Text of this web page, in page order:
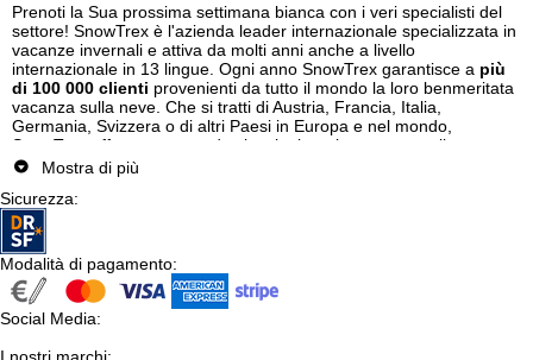
Prenoti la Sua prossima settimana bianca con i veri specialisti del
settore! SnowTrex è l'azienda leader internazionale specializzata in
vacanze invernali e attiva da molti anni anche a livello
internazionale in 13 lingue. Ogni anno SnowTrex garantisce a più
di 100 000 clienti provenienti da tutto il mondo la loro benmeritata
vacanza sulla neve. Che si tratti di Austria, Francia, Italia,
Germania, Svizzera o di altri Paesi in Europa e nel mondo,
SnowTrex offre numerose destinazioni per le vacanze sulla neve,
affinché ognuno possa prenotare la settimana bianca più adatta
alle proprie esigenze!
Vacanze sulla neve - ampia selezione di offerte per una settimana
bianca indimenticabile!
Per la Sua vacanza sulla neve perfetta, SnowTrex Le offre una
scelta tra 500 località sciistiche e 2.500 strutture ricettive situate in
tutti i comprensori delle Alpi e in altre rinomate mete invernali. La
Mostra di più
Sicurezza:
Modalità di pagamento:
Social Media: